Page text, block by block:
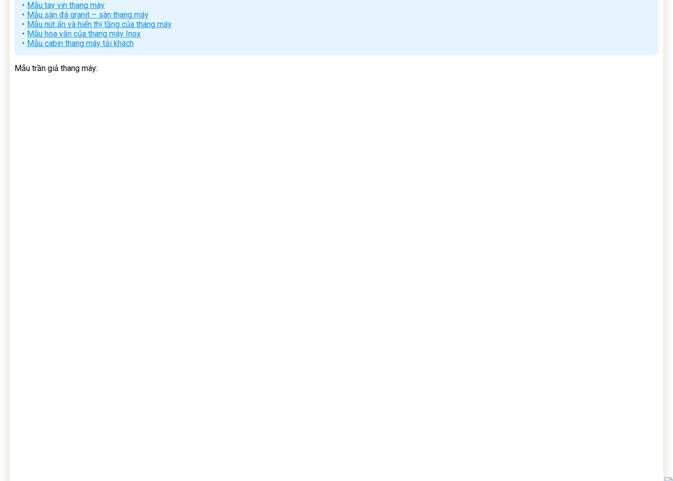
Mẫu tay vin thang máy
Mẫu sàn đá granit – sàn thang máy
Mẫu nút ấn và hiển thị tầng của thang máy
Mẫu hoa văn của thang máy Inox
Mẫu cabin thang máy tải khách
Mẫu trần giả thang máy: